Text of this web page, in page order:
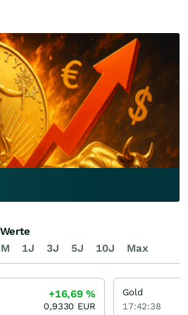
1J 3J 5J 10J Max
+16,69%
0,9330 EUR
Gold
17:42:38